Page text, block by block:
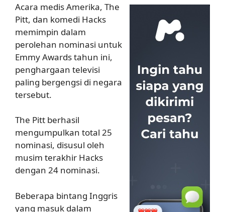
Acara medis Amerika, The
Pitt, dan komedi Hacks
memimpin dalam
perolehan nominasi untuk
Emmy Awards tahun ini,
penghargaan televisi
paling bergengsi di negara
tersebut.
The Pitt berhasil
mengumpulkan total 25
nominasi, disusul oleh
musim terakhir Hacks
dengan 24 nominasi.
Beberapa bintang Inggris
yang masuk dalam